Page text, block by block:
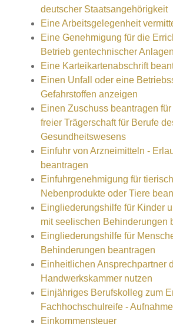
deutscher Staatsangehörigkeit
Eine Arbeitsgelegenheit
Eine Genehmigung für die
Betrieb gentechnischer
Eine Karteikartenabschrift
Einen Unfall oder eine
Gefahrstoffen anzeigen
Einen Zuschuss beantragen
freier Trägerschaft für Berufe
Gesundheitswesens
Einfuhr von Arzneimitteln -
beantragen
Einfuhrgenehmigung für
Nebenprodukte oder Tiere
Eingliederungshilfe für Kinder
mit seelischen Behinderungen
Eingliederungshilfe für
Behinderungen beantragen
Einheitlichen Ansprechpartner
Handwerkskammer nutzen
Einjähriges Berufskolleg zum
Fachhochschulreife -
Einkommensteuer